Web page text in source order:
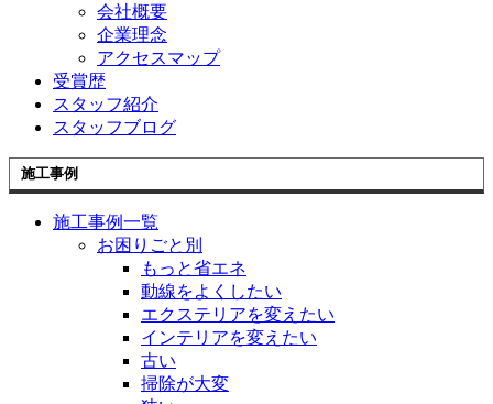
会社概要
企業理念
アクセスマップ
受賞歴
スタッフ紹介
スタッフブログ
施工事例
施工事例一覧
お困りごと別
もっと省エネ
動線をよくしたい
エクステリアを変えたい
インテリアを変えたい
古い
掃除が大変